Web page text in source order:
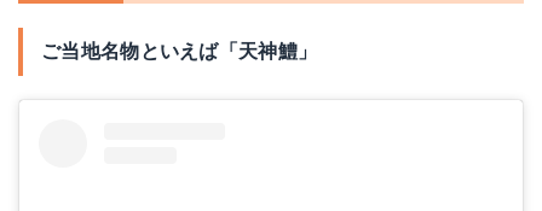
ご当地名物といえば「天神鱧」